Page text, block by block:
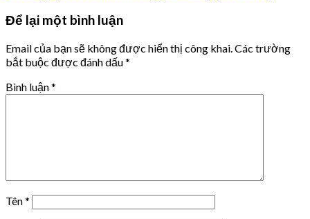
Để lại một bình luận
Email của bạn sẽ không được hiển thị công khai. Các trường
bắt buộc được đánh dấu*
Bình luận*
Tên*